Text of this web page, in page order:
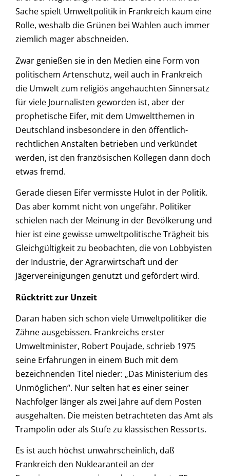
Sache spielt Umweltpolitik in Frankreich kaum eine
Rolle, weshalb die Grünen bei Wahlen auch immer
ziemlich mager abschneiden.
Zwar genießen sie in den Medien eine Form von
politischem Artenschutz, weil auch in Frankreich
die Umwelt zum religiös angehauchten Sinnersatz
für viele Journalisten geworden ist, aber der
prophetische Eifer, mit dem Umweltthemen in
Deutschland insbesondere in den öffentlich-
rechtlichen Anstalten betrieben und verkündet
werden, ist den französischen Kollegen dann doch
etwas fremd.
Gerade diesen Eifer vermisste Hulot in der Politik.
Das aber kommt nicht von ungefähr. Politiker
schielen nach der Meinung in der Bevölkerung und
hier ist eine gewisse umweltpolitische Trägheit bis
Gleichgültigkeit zu beobachten, die von Lobbyisten
der Industrie, der Agrarwirtschaft und der
Jägervereinigungen genutzt und gefördert wird.
Rücktritt zur Unzeit
Daran haben sich schon viele Umweltpolitiker die
Zähne ausgebissen. Frankreichs erster
Umweltminister, Robert Poujade, schrieb 1975
seine Erfahrungen in einem Buch mit dem
bezeichnenden Titel nieder: „Das Ministerium des
Unmöglichen“. Nur selten hat es einer seiner
Nachfolger länger als zwei Jahre auf dem Posten
ausgehalten. Die meisten betrachteten das Amt als
Trampolin oder als Stufe zu klassischen Ressorts.
Es ist auch höchst unwahrscheinlich, daß
Frankreich den Nuklearanteil an der